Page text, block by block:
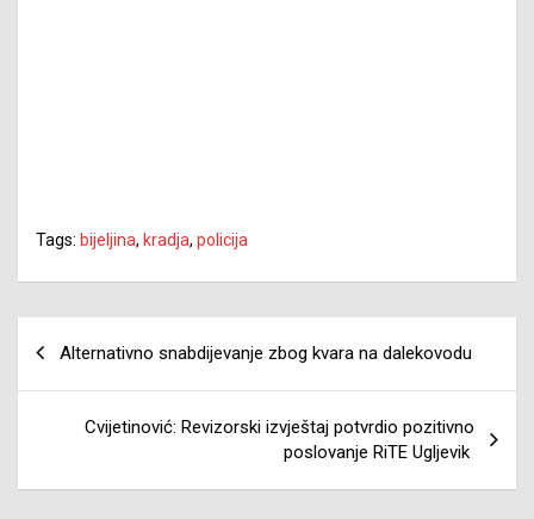
Tags: bijeljina, kradja, policija
Alternativno snabdijevanje zbog kvara na dalekovodu
Cvijetinović: Revizorski izvještaj potvrdio pozitivno
poslovanje RiTE Ugljevik